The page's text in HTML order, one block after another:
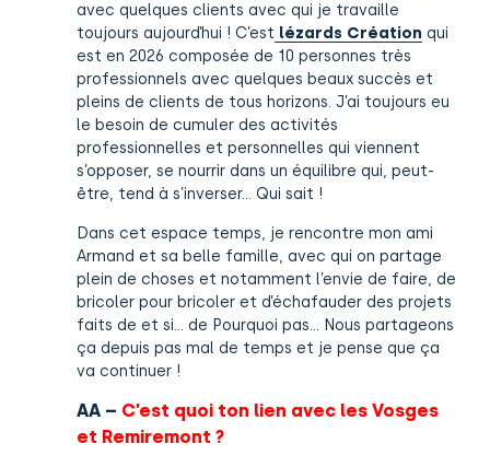
avec quelques clients avec qui je travaille
toujours aujourd’hui ! C’est lézards Création qui
est en 2026 composée de 10 personnes très
professionnels avec quelques beaux succès et
pleins de clients de tous horizons. J’ai toujours eu
le besoin de cumuler des activités
professionnelles et personnelles qui viennent
s’opposer, se nourrir dans un équilibre qui, peut-
être, tend à s’inverser… Qui sait !
Dans cet espace temps, je rencontre mon ami
Armand et sa belle famille, avec qui on partage
plein de choses et notamment l’envie de faire, de
bricoler pour bricoler et d’échafauder des projets
faits de et si… de Pourquoi pas… Nous partageons
ça depuis pas mal de temps et je pense que ça
va continuer !
AA – C’est quoi ton lien avec les Vosges
et Remiremont ?